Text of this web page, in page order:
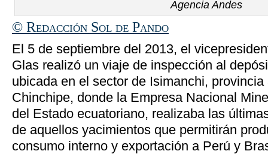
Agencia Andes
© Redacción Sol de Pando
El 5 de septiembre del 2013, el
Glas realizó un viaje de inspección al
ubicada en el sector de Isimanchi,
Chinchipe, donde la Empresa Nacional
del Estado ecuatoriano, realizaba las
de aquellos yacimientos que permitirán
consumo interno y exportación a Perú y